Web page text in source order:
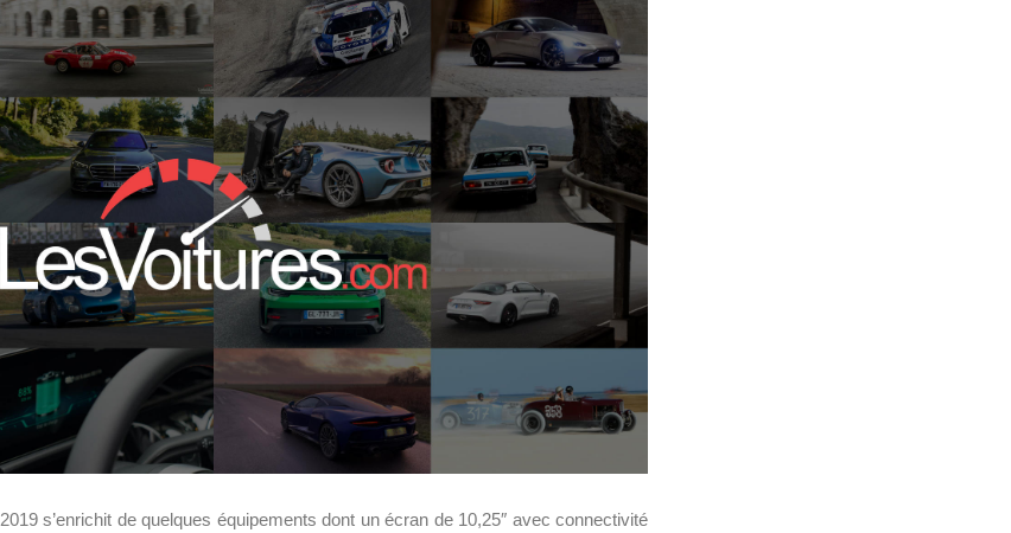
2019 s’enrichit de quelques équipements dont un écran de 10,25″ avec connectivité